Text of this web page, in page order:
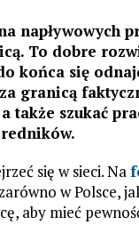
napływowych
To dobre
końca się
granicą
szukać
się w sieci. Na
w Polsce,
aby mieć